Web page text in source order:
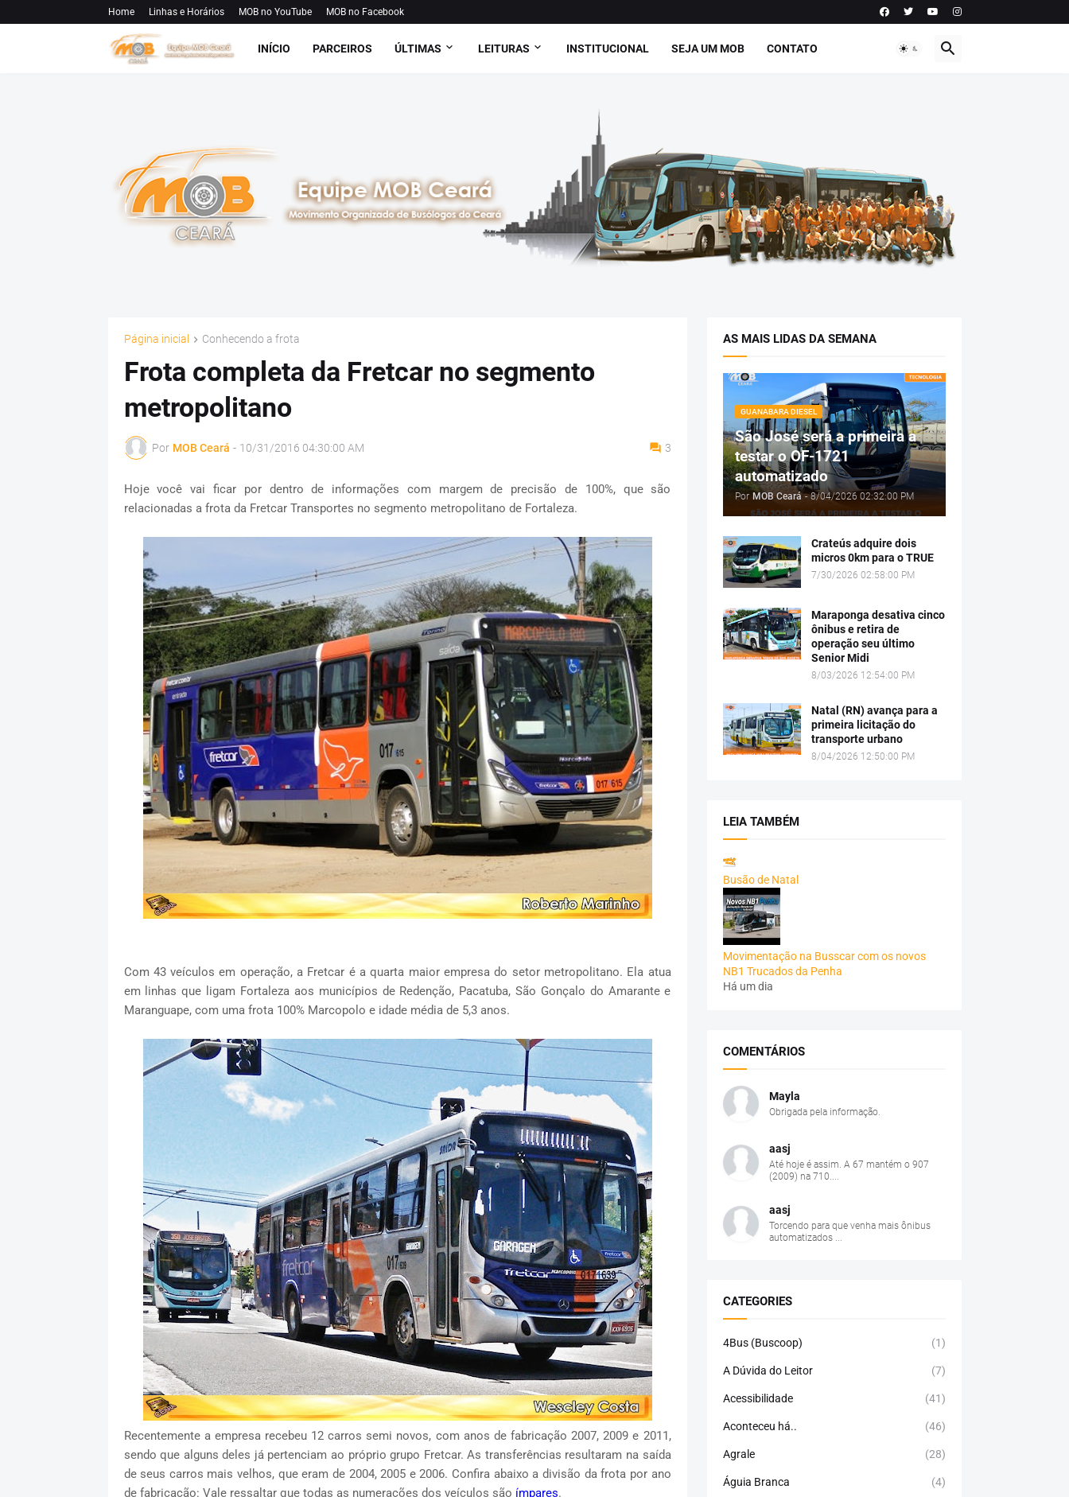
Home Linhas e Horários MOB no YouTube MOB no Facebook
INÍCIO PARCEIROS ÚLTIMAS LEITURAS INSTITUCIONAL SEJA UM MOB CONTATO
Página inicial Conhecendo a frota
Frota completa da Fretcar no segmento
metropolitano
Por MOB Ceará - 10/31/2016 04:30:00 AM 3
Hoje você vai ficar por dentro de informações com margem de precisão de 100%, que são
relacionadas a frota da Fretcar Transportes no segmento metropolitano de Fortaleza.
Com 43 veículos em operação, a Fretcar é a quarta maior empresa do setor metropolitano. Ela atua
em linhas que ligam Fortaleza aos municípios de Redenção, Pacatuba, São Gonçalo do Amarante e
Maranguape, com uma frota 100% Marcopolo e idade média de 5,3 anos.
Recentemente a empresa recebeu 12 carros semi novos, com anos de fabricação 2007, 2009 e 2011,
sendo que alguns deles já pertenciam ao próprio grupo Fretcar. As transferências resultaram na saída
de seus carros mais velhos, que eram de 2004, 2005 e 2006. Confira abaixo a divisão da frota por ano
de fabricação: Vale ressaltar que todas as numerações dos veículos são ímpares.
AS MAIS LIDAS DA SEMANA
GUANABARA DIESEL
São José será a primeira a
testar o OF-1721
automatizado
Por MOB Ceará - 8/04/2026 02:32:00 PM
Crateús adquire dois
micros 0km para o TRUE
7/30/2026 02:58:00 PM
Maraponga desativa cinco
ônibus e retira de
operação seu último
Senior Midi
8/03/2026 12:54:00 PM
Natal (RN) avança para a
primeira licitação do
transporte urbano
8/04/2026 12:50:00 PM
LEIA TAMBÉM
Busão de Natal
Movimentação na Busscar com os novos
NB1 Trucados da Penha
Há um dia
COMENTÁRIOS
Mayla
Obrigada pela informação.
aasj
Até hoje é assim. A 67 mantém o 907
(2009) na 710....
aasj
Torcendo para que venha mais ônibus
automatizados ...
CATEGORIES
4Bus (Buscoop) (1)
A Dúvida do Leitor (7)
Acessibilidade (41)
Aconteceu há.. (46)
Agrale (28)
Águia Branca (4)